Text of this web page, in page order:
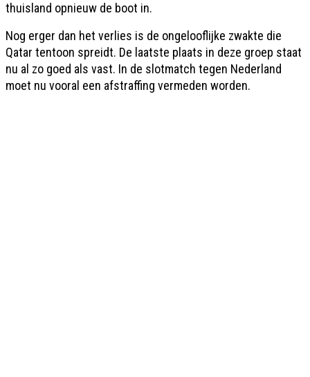
thuisland opnieuw de boot in.
Nog erger dan het verlies is de ongelooflijke zwakte die
Qatar tentoon spreidt. De laatste plaats in deze groep staat
nu al zo goed als vast. In de slotmatch tegen Nederland
moet nu vooral een afstraffing vermeden worden.